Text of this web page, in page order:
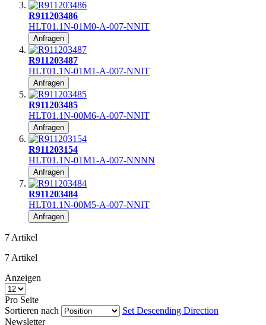
R911203486
HLT01.1N-01M0-A-007-NNIT
Anfragen
R911203487
HLT01.1N-01M1-A-007-NNIT
Anfragen
R911203485
HLT01.1N-00M6-A-007-NNIT
Anfragen
R911203154
HLT01.1N-01M1-A-007-NNNN
Anfragen
R911203484
HLT01.1N-00M5-A-007-NNIT
Anfragen
7 Artikel
7 Artikel
Anzeigen
Pro Seite
Sortieren nach
Set Descending Direction
Newsletter